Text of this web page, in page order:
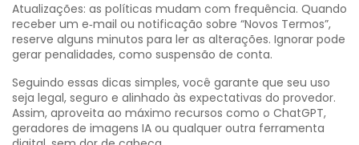
Atualizações: as políticas mudam com frequência. Quando
receber um e‑mail ou notificação sobre “Novos Termos”,
reserve alguns minutos para ler as alterações. Ignorar pode
gerar penalidades, como suspensão de conta.
Seguindo essas dicas simples, você garante que seu uso
seja legal, seguro e alinhado às expectativas do provedor.
Assim, aproveita ao máximo recursos como o ChatGPT,
geradores de imagens IA ou qualquer outra ferramenta